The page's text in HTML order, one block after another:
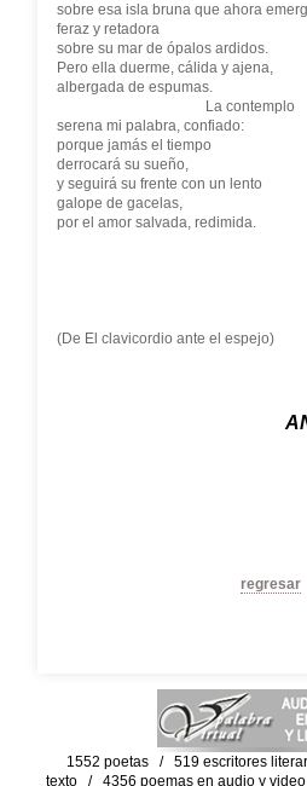
sobre esa isla bruna que ahora
feraz y retadora
sobre su mar de ópalos ardidos.
Pero ella duerme, cálida y ajena,
albergada de espumas.
La contemplo
serena mi palabra, confiado:
porque jamás el tiempo
derrocará su sueño,
y seguirá su frente con un lento
galope de gacelas,
por el amor salvada, redimida.
(De El clavicordio ante el espejo)
regresar
1552 poetas / 519 escritores
texto / 4356 poemas en audio y